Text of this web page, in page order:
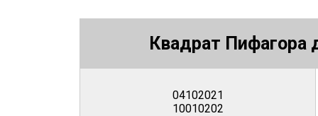
Квадрат Пифагора
04102021
10010202